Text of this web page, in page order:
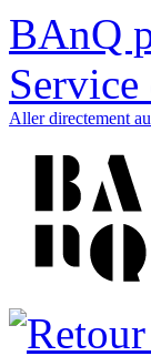
BAnQ
Aller directement